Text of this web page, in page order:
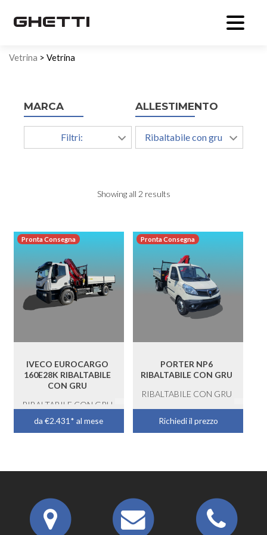
Vetrina > Vetrina
MARCA
Filtri:
ALLESTIMENTO
Ribaltabile con gru
Showing all 2 results
Pronta Consegna
IVECO EUROCARGO
160E28K RIBALTABILE
CON GRU
RIBALTABILE CON GRU
da €2.431* al mese
Pronta Consegna
PORTER NP6
RIBALTABILE CON GRU
RIBALTABILE CON GRU
Richiedi il prezzo